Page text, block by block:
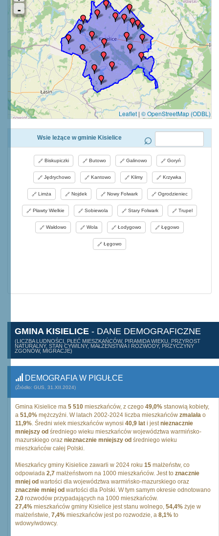
Leaflet | © OpenStreetMap (ODBL)
Wsie leżące w gminie Kisielice
Biskupiczki Butowo Galinowo Goryń
Jędrychowo Kantowo Klimy Krzywka
Limża Nojdek Nowy Folwark Ogrodzieniec
Pławty Wielkie Sobiewola Stary Folwark Trupel
Wałdowo Wola Łodygowo Łęgowo
Łęgowo
GMINA KISIELICE - DANE DEMOGRAFICZNE
(LICZBA LUDNOŚCI, PŁEĆ MIESZKAŃCÓW, PIRAMIDA WIEKU, PRZYROST
NATURALNY, STAN CYWILNY, MAŁŻEŃSTWA I ROZWODY, PRZYCZYNY
ZGONÓW, MIGRACJE)
DEMOGRAFIA W PIGUŁCE
(Źródło: GUS, 31.XII.2024)
Gmina Kisielice ma 5 510 mieszkańców, z czego 49,0% stanowią kobiety,
a 51,0% mężczyźni. W latach 2002-2024 liczba mieszkańców zmalała o
11,9%. Średni wiek mieszkańców wynosi 40,9 lat i jestnieznacznie
mniejszy od średniego wieku mieszkańców województwa warmińsko-
mazurskiego oraz nieznacznie mniejszy od średniego wieku
mieszkańców całej Polski.
Mieszkańcy gminy Kisielice zawarli w 2024 roku 15 małżeństw, co
odpowiada 2,7 małżeństwom na 1000 mieszkańców. Jest to znacznie
mniej od wartości dla województwa warmińsko-mazurskiego oraz
znacznie mniej od wartości dla Polski. W tym samym okresie odnotowano
2,0 rozwodów przypadających na 1000 mieszkańców.
27,4% mieszkańców gminy Kisielice jest stanu wolnego, 54,4% żyje w
małżeństwie, 7,4% mieszkańców jest po rozwodzie, a 8,1% to
wdowy/wdowcy.